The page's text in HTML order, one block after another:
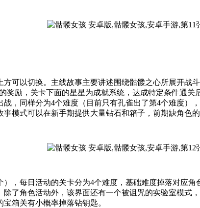
可以切换。主线故事主要讲述围绕骷髅之心所展开战
奖励，关卡下面的星星为成就系统，达成特定条件通
，同样分为4个难度（目前只有孔雀出了第4个难度
模式可以在新手期提供大量钻石和箱子，前期缺角色的
，每日活动的关卡分为4个难度，基础难度掉落对应
了角色活动外，该界面还有一个被诅咒的实验室模式
箱关有小概率掉落钻钥匙。